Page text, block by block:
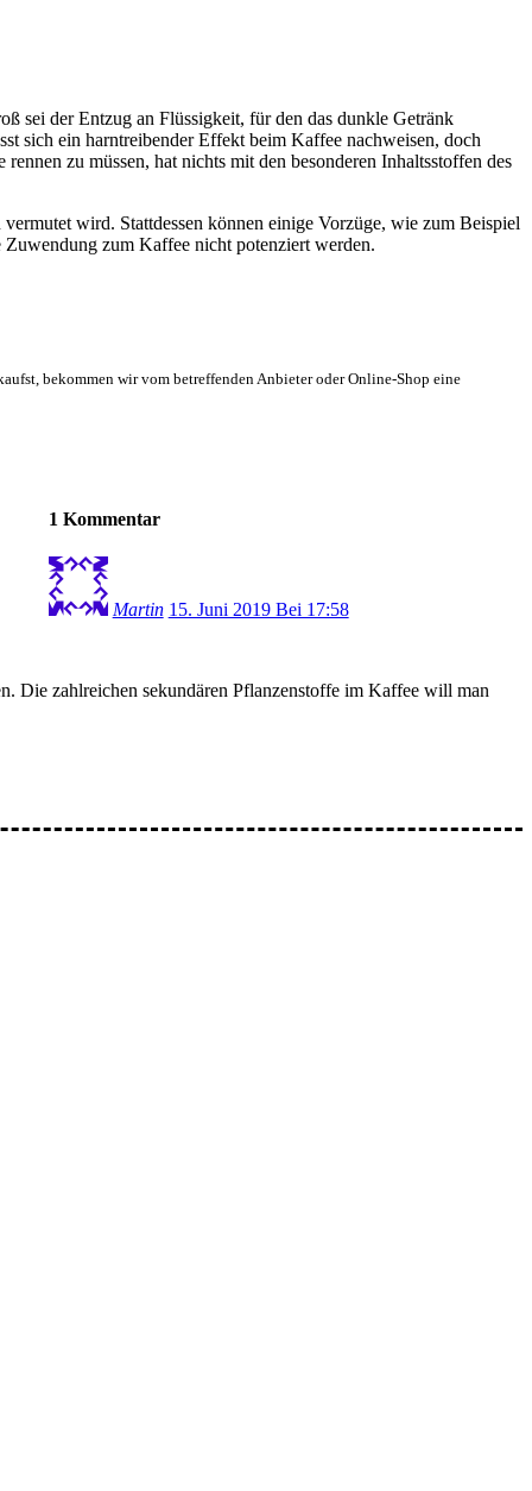
sei der Entzug an Flüssigkeit, für den das dunkle Getränk
sich ein harntreibender Effekt beim Kaffee nachweisen, doch
zu müssen, hat nichts mit den besonderen Inhaltsstoffen des
wird. Stattdessen können einige Vorzüge, wie zum Beispiel
zum Kaffee nicht potenziert werden.
bekommen wir vom betreffenden Anbieter oder Online-Shop eine
1 Kommentar
Martin 15. Juni 2019 Bei 17:58
Die zahlreichen sekundären Pflanzenstoffe im Kaffee will man